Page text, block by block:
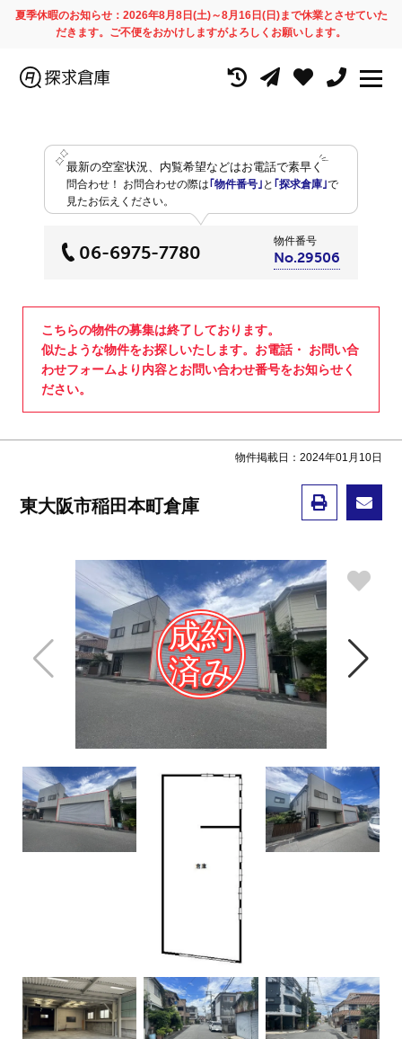
夏季休暇のお知らせ：2026年8月8日(土)～8月16日(日)まで休業とさせていた
だきます。ご不便をおかけしますがよろしくお願いします。
最新の空室状況、内覧希望などはお電話で素早く
問合わせ！ お問合わせの際は ｢物件番号｣ と ｢探求倉庫｣で
見たお伝えください。
06-6975-7780
物件番号
No.29506
こちらの物件の募集は終了しております。
似たような物件をお探しいたします。お電話・ お問い合
わせフォームより内容とお問い合わせ番号をお知らせく
ださい。
物件掲載日：2024年01月10日
東大阪市稲田本町倉庫